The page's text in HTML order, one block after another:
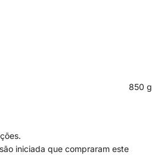
850 g
iniciada que compraram este